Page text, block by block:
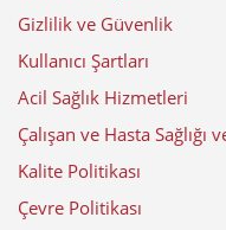
Gizlilik ve Güvenlik
Kullanıcı Şartları
Acil Sağlık Hizmetleri
Çalışan ve Hasta Sağlığı
Kalite Politikası
Çevre Politikası